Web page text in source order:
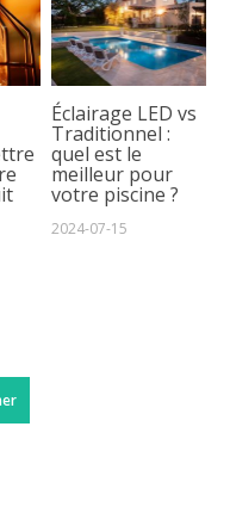
Éclairage LED vs
Traditionnel :
quel est le
meilleur pour
votre piscine ?
2024-07-15